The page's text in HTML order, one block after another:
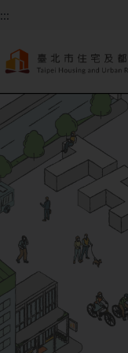
跳到主要內容
:::
:::